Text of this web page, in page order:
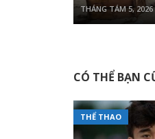
THÁNG TÁM 5, 2026
CÓ THỂ BẠN
THỂ THAO